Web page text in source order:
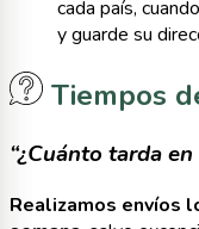
cada país,
y guarde su
Tiempos
“¿Cuánto tarda
Realizamos envíos